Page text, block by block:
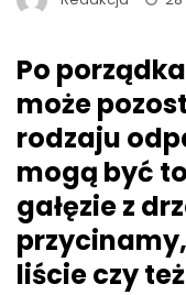
Po
może
rodzaju
mogą być
gałęzie z
liście czy